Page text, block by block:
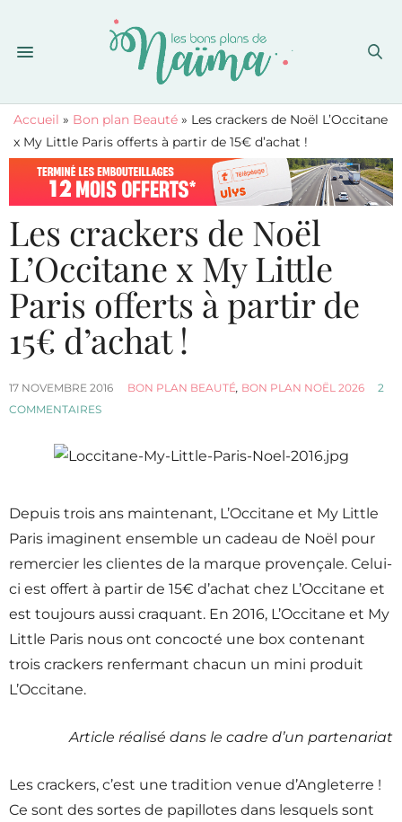
Accueil » Bon plan Beauté » Les crackers de Noël L’Occitane
x My Little Paris offerts à partir de 15€ d’achat !
Les crackers de Noël
L’Occitane x My Little
Paris offerts à partir de
15€ d’achat !
17 NOVEMBRE 2016 BON PLAN BEAUTÉ, BON PLAN NOËL 2026
2
COMMENTAIRES
Depuis trois ans maintenant, L’Occitane et My Little
Paris imaginent ensemble un cadeau de Noël pour
remercier les clientes de la marque provençale. Celui-
ci est offert à partir de 15€ d’achat chez L’Occitane et
est toujours aussi craquant. En 2016, L’Occitane et My
Little Paris nous ont concocté une box contenant
trois crackers renfermant chacun un mini produit
L’Occitane.
Article réalisé dans le cadre d’un partenariat
Les crackers, c’est une tradition venue d’Angleterre !
Ce sont des sortes de papillotes dans lesquels sont